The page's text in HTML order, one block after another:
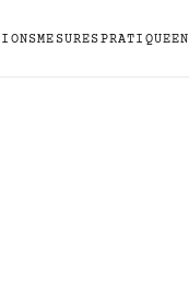
MESURESPRATIQUEEN